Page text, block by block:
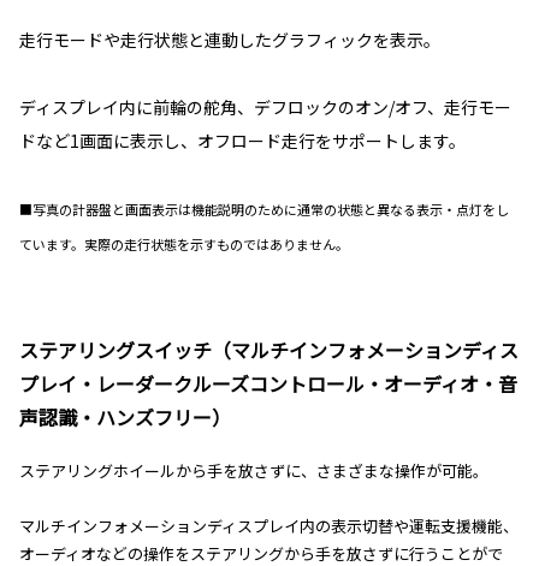
走行モードや走行状態と連動したグラフィックを表示。
ディスプレイ内に前輪の舵角、デフロックのオン/オフ、走行モー
ドなど1画面に表示し、オフロード走行をサポートします。
■写真の計器盤と画面表示は機能説明のために通常の状態と異なる表示・点灯をし
ています。実際の走行状態を示すものではありません。
ステアリングスイッチ（マルチインフォメーションディス
プレイ・レーダークルーズコントロール・オーディオ・音
声認識・ハンズフリー）
ステアリングホイールから手を放さずに、さまざまな操作が可能。
マルチインフォメーションディスプレイ内の表示切替や運転支援機能、
オーディオなどの操作をステアリングから手を放さずに行うことがで